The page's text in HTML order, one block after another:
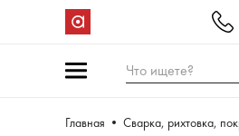
Что ищете?
Главная
Сварка, рихтовка,